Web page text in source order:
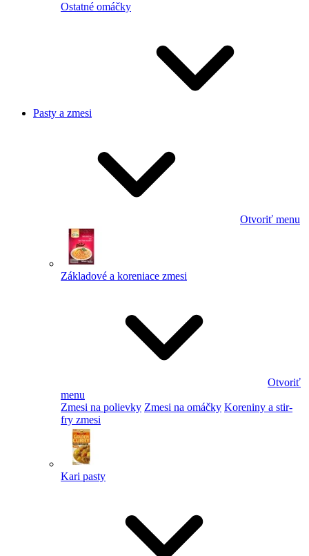
Ostatné omáčky
Pasty a zmesi
Otvoriť menu
Základové a koreniace zmesi
Otvoriť
menu
Zmesi na polievky Zmesi na omáčky Koreniny a stir-
fry zmesi
Kari pasty